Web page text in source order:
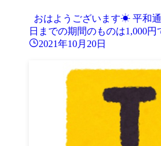
おはようございます☀ 平和
日までの期間のものは1,000
2021年10月20日